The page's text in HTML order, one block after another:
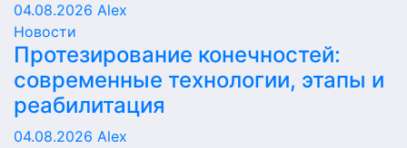
04.08.2026 Alex
Новости
Протезирование конечностей:
современные технологии, этапы и
реабилитация
04.08.2026 Alex